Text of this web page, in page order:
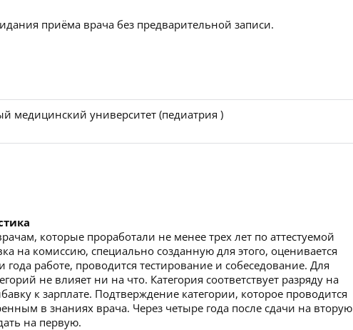
приёма врача без предварительной записи.
медицинский университет (педиатрия )
которые проработали не менее трех лет по аттестуемой
на комиссию, специально созданную для этого, оценивается
работе, проводится тестирование и собеседование. Для
не влияет ни на что. Категория соответствует разряду на
к зарплате. Подтверждение категории, которое проводится
в знаниях врача. Через четыре года после сдачи на вторую
на первую.